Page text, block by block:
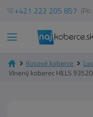
+421 222 205 857
Kusové koberce
Vlnený koberec HILLS